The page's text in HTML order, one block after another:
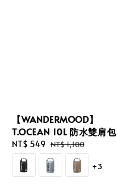
【WANDERMOOD】
T.OCEAN 10L 防水雙肩包
Sale
price
NT$ 549 Regular
price
NT$ 1,100
+3